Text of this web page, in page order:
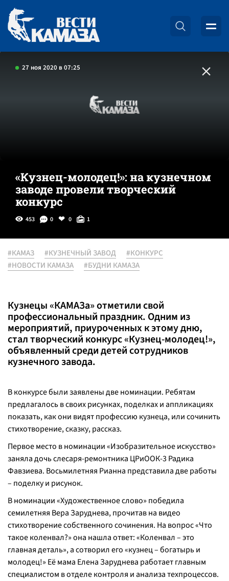
27 ноя 2020 в 07:25
«Кузнец-молодец!»: на кузнечном
заводе провели творческий
конкурс
453 0 0 1
#КАМАЗ #КУЗНЕЧНЫЙ ЗАВОД
#КОНКУРС
#НОВОСТИ КАМАЗА
#БУДНИ КАМАЗА
Кузнецы «КАМАЗа» отметили свой
профессиональный праздник. Одним из
мероприятий, приуроченных к этому дню,
стал творческий конкурс «Кузнец-молодец!»,
объявленный среди детей сотрудников
кузнечного завода.
В конкурсе были заявлены две номинации. Ребятам
предлагалось в своих рисунках, поделках и аппликациях
показать, как они видят профессию кузнеца, или сочинить
стихотворение, сказку, рассказ.
Первое место в номинации «Изобразительное искусство»
заняла дочь слесаря-ремонтника ЦРиООК-3 Радика
Фавзиева. Восьмилетняя Рианна представила две работы
– поделку и рисунок.
В номинации «Художественное слово» победила
семилетняя Вера Заруднева, прочитав на видео
стихотворение собственного сочинения. На вопрос «Что
такое коленвал?» она нашла ответ: «Коленвал – это
главная деталь», а сотворил его «кузнец – богатырь и
молодец!» Её мама Елена Заруднева работает главным
специалистом в отделе контроля и анализа техпроцессов.